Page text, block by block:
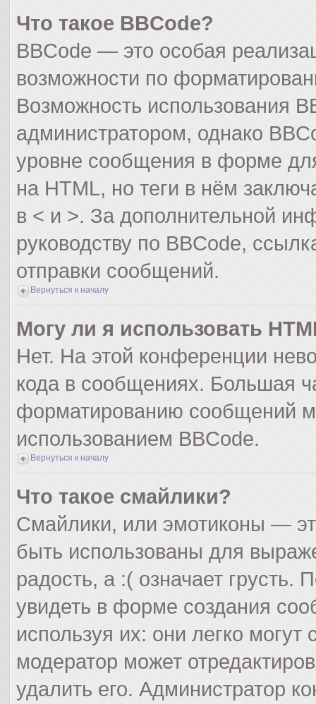
Что такое BBCode?
BBCode — это особая
возможности по
Возможность использования
администратором, однако
уровне сообщения в форме
на HTML, но теги в нём
в < и >. За дополнительной
руководству по BBCode,
отправки сообщений.
Вернуться к началу
Могу ли я использовать
Нет. На этой конференции
кода в сообщениях. Большая
форматированию сообщений
использованием BBCode.
Вернуться к началу
Что такое смайлики?
Смайлики, или эмотиконы —
быть использованы для
радость, а :( означает
увидеть в форме создания
используя их: они легко
модератор может
удалить его. Администратор